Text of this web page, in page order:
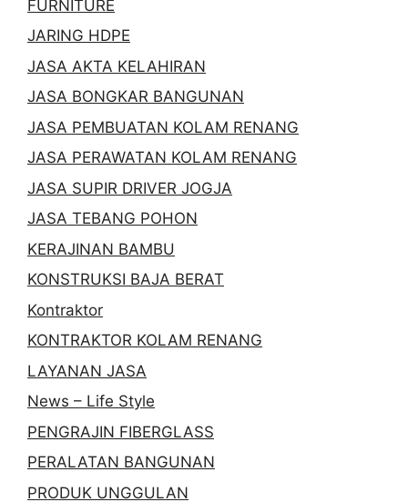
FURNITURE
JARING HDPE
JASA AKTA KELAHIRAN
JASA BONGKAR BANGUNAN
JASA PEMBUATAN KOLAM RENANG
JASA PERAWATAN KOLAM RENANG
JASA SUPIR DRIVER JOGJA
JASA TEBANG POHON
KERAJINAN BAMBU
KONSTRUKSI BAJA BERAT
Kontraktor
KONTRAKTOR KOLAM RENANG
LAYANAN JASA
News – Life Style
PENGRAJIN FIBERGLASS
PERALATAN BANGUNAN
PRODUK UNGGULAN